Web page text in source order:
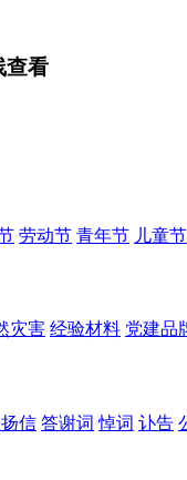
查看
劳动节 青年节 儿童节
灾害 经验材料 党建品
信 答谢词 悼词 讣告